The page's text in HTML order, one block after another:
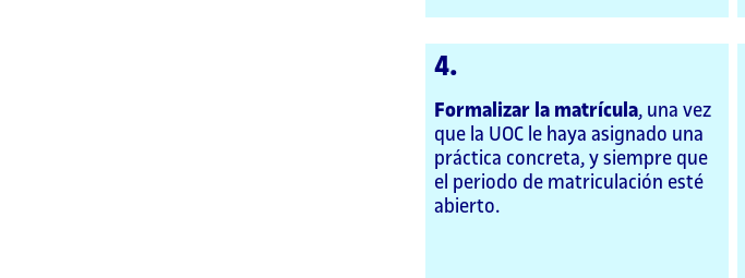
4.
Formalizar la matrícula, una vez
que la UOC le haya asignado una
práctica concreta, y siempre que
el periodo de matriculación esté
abierto.